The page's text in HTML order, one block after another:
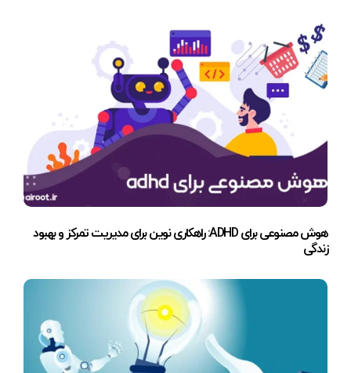
هوش مصنوعی برای ADHD: راهکاری نوین برای مدیریت تمرکز و بهبود
زندگی